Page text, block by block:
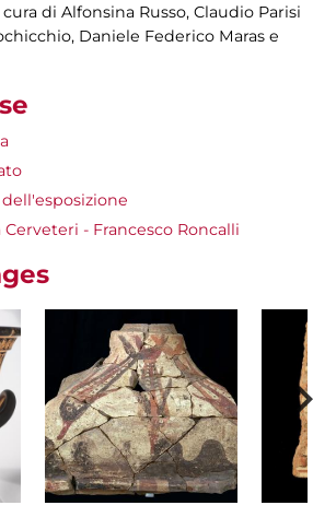
di Alfonsina Russo, Claudio Parisi
Daniele Federico Maras e
- Francesco Roncalli